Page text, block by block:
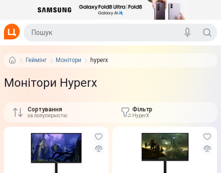
Геймінг Монітори hyperx
Монітори Hyperx
Сортування
за популярністю
Фільтр
HyperX